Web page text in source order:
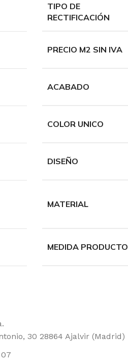
TIPO DE
RECTIFICACIÓN
PRECIO M2 SIN IVA
ACABADO
COLOR UNICO
DISEÑO
MATERIAL
MEDIDA PRODUCTO
30 28864 Ajalvir (Madrid)